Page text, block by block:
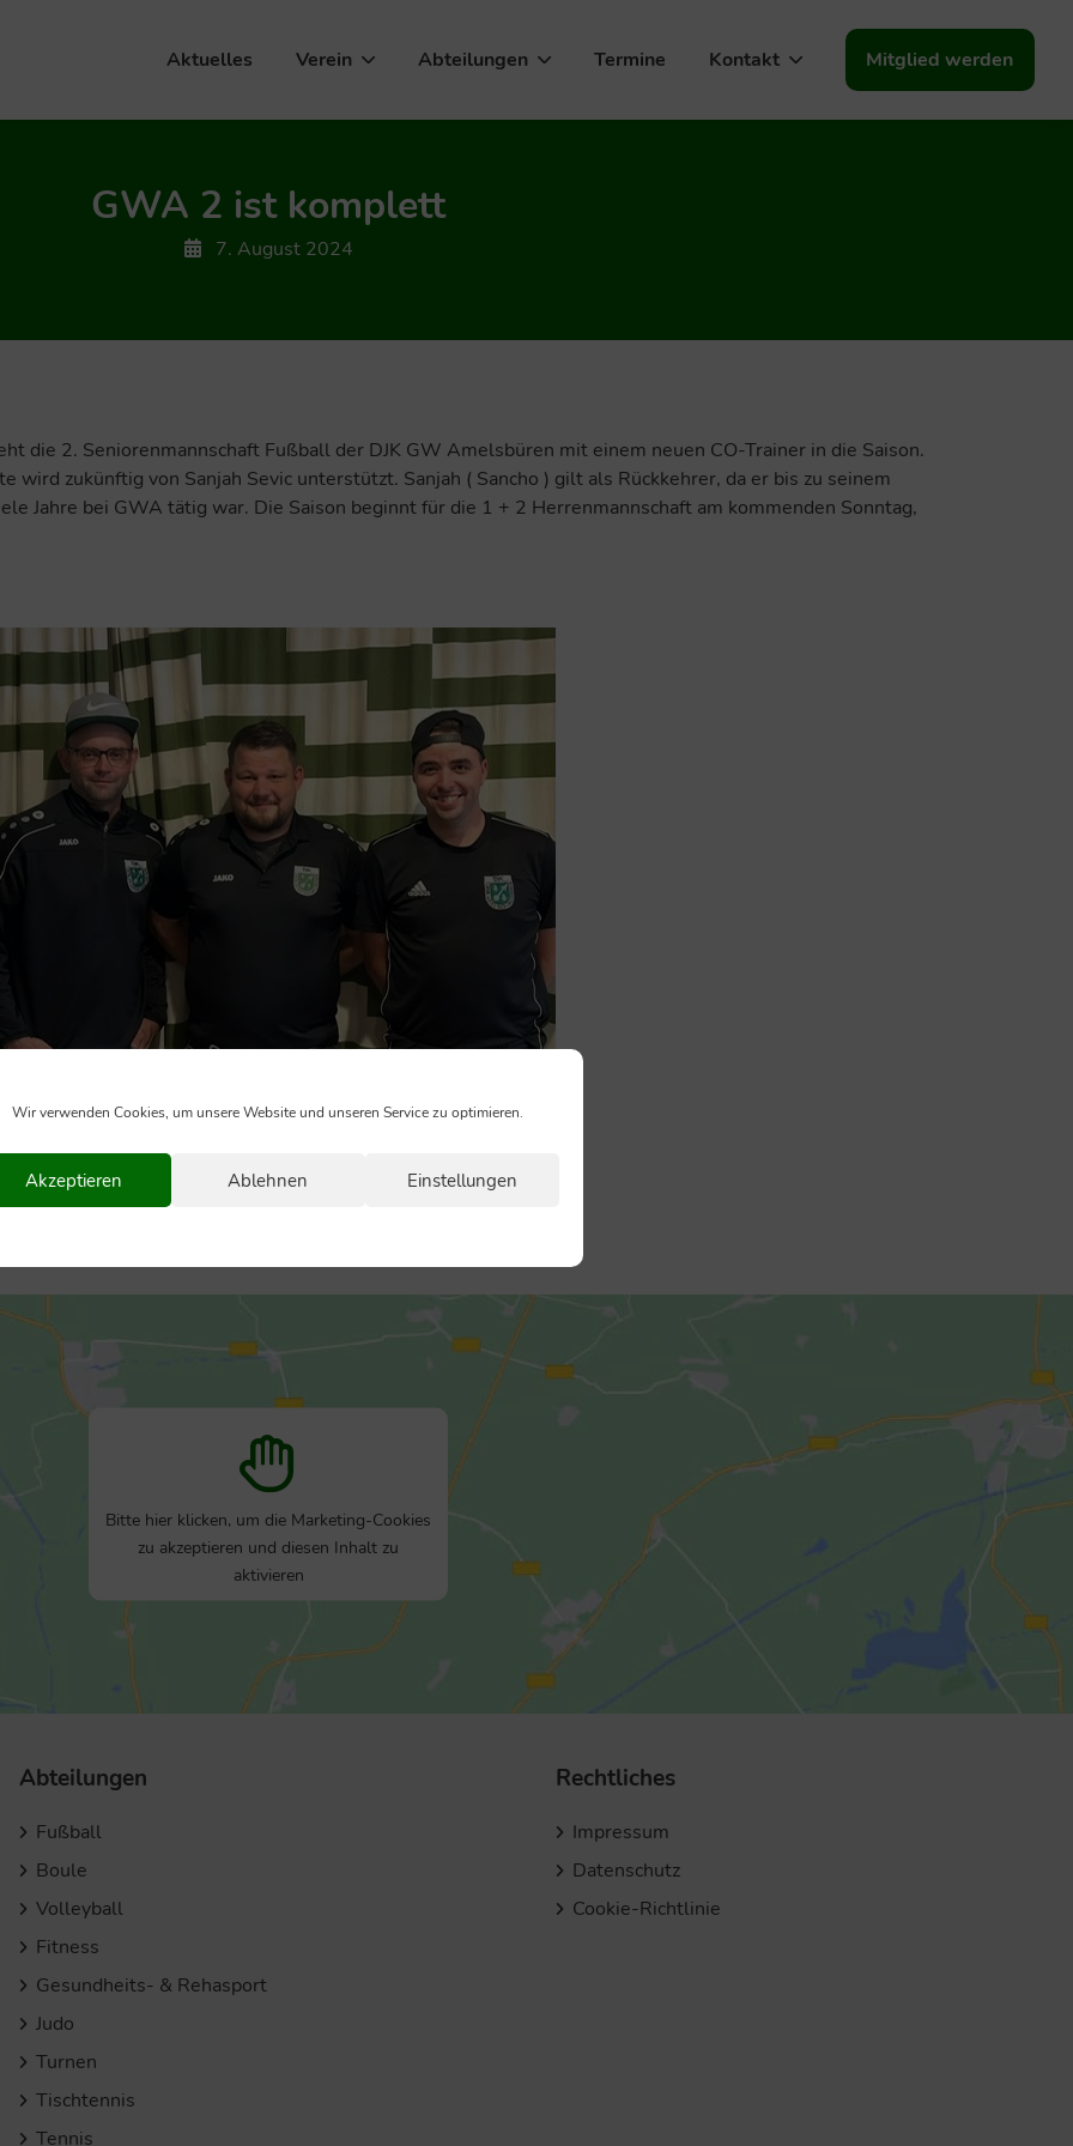
Wir verwenden Cookies, um unsere Website und unseren Service zu optimieren.
Akzeptieren Ablehnen Einstellungen
Aktuelles Verein Abteilungen Termine Kontakt Mitglied werden
GWA 2 ist komplett
7. August 2024
die 2. Seniorenmannschaft Fußball der DJK GW Amelsbüren mit einem neuen CO-Trainer in die Saison.
wird zukünftig von Sanjah Sevic unterstützt. Sanjah ( Sancho ) gilt als Rückkehrer, da er bis zu seinem
Jahre bei GWA tätig war. Die Saison beginnt für die 1 + 2 Herrenmannschaft am kommenden Sonntag,
Sanjah Sevic, Pascal Henkel, Fabian Schulte
Bitte hier klicken, um die Marketing-Cookies
zu akzeptieren und diesen Inhalt zu
aktivieren
Abteilungen
Fußball
Boule
Volleyball
Fitness
Gesundheits- & Rehasport
Judo
Turnen
Tischtennis
Tennis
Rechtliches
Impressum
Datenschutz
Cookie-Richtlinie